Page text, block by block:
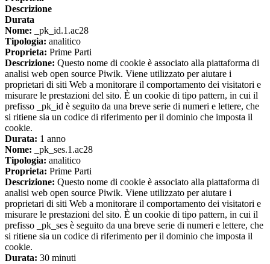
Descrizione
Durata
Nome: _pk_id.1.ac28
Tipologia: analitico
Proprieta: Prime Parti
Descrizione: Questo nome di cookie è associato alla piattaforma di
analisi web open source Piwik. Viene utilizzato per aiutare i
proprietari di siti Web a monitorare il comportamento dei visitatori e
misurare le prestazioni del sito. È un cookie di tipo pattern, in cui il
prefisso _pk_id è seguito da una breve serie di numeri e lettere, che
si ritiene sia un codice di riferimento per il dominio che imposta il
cookie.
Durata: 1 anno
Nome: _pk_ses.1.ac28
Tipologia: analitico
Proprieta: Prime Parti
Descrizione: Questo nome di cookie è associato alla piattaforma di
analisi web open source Piwik. Viene utilizzato per aiutare i
proprietari di siti Web a monitorare il comportamento dei visitatori e
misurare le prestazioni del sito. È un cookie di tipo pattern, in cui il
prefisso _pk_ses è seguito da una breve serie di numeri e lettere, che
si ritiene sia un codice di riferimento per il dominio che imposta il
cookie.
Durata: 30 minuti